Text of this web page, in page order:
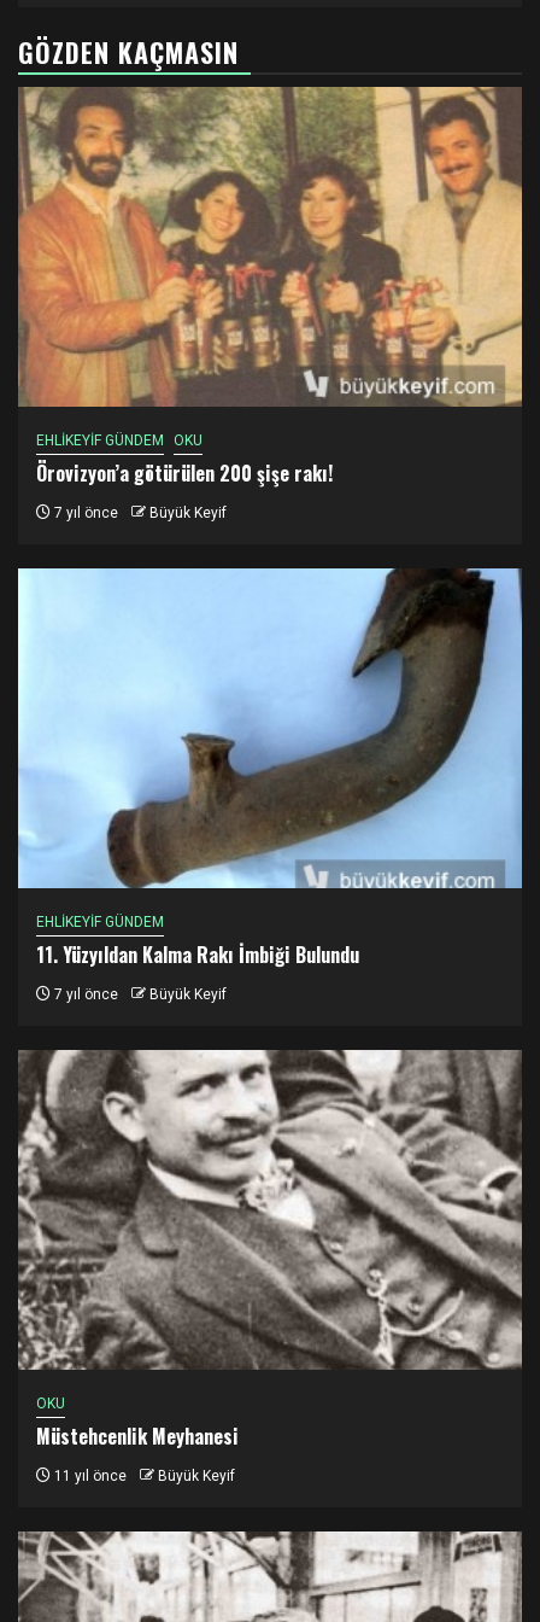
GÖZDEN KAÇMASIN
EHLİKEYİF GÜNDEM OKU
Örovizyon’a götürülen 200 şişe rakı!
7 yıl önce Büyük Keyif
EHLİKEYİF GÜNDEM
11. Yüzyıldan Kalma Rakı İmbiği Bulundu
7 yıl önce Büyük Keyif
OKU
Müstehcenlik Meyhanesi
11 yıl önce Büyük Keyif